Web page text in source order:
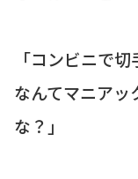
「コンビニで
なんてマニアッ
な？」